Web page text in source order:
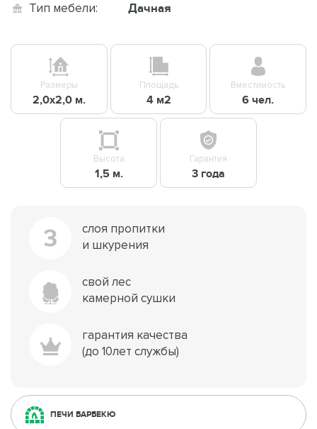
Тип мебели: Дачная
Размеры
2,0х2,0 м.
Площадь
4 м2
Вместимость
6 чел.
Высота
1,5 м.
Гарантия
3 года
3
слоя пропитки
и шкурения
свой лес
камерной сушки
гарантия качества
(до 10лет службы)
ПЕЧИ БАРБЕКЮ